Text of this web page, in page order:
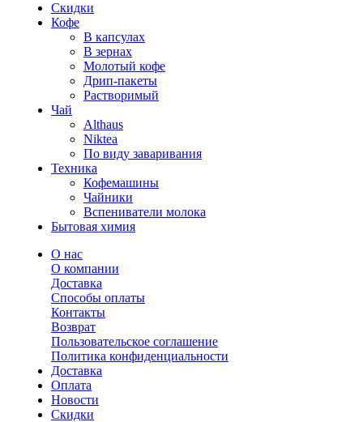
Скидки
Кофе
В капсулах
В зернах
Молотый кофе
Дрип-пакеты
Растворимый
Чай
Althaus
Niktea
По виду заваривания
Техника
Кофемашины
Чайники
Вспениватели молока
Бытовая химия
О нас
О компании
Доставка
Способы оплаты
Контакты
Возврат
Пользовательское соглашение
Политика конфиденциальности
Доставка
Оплата
Новости
Скидки